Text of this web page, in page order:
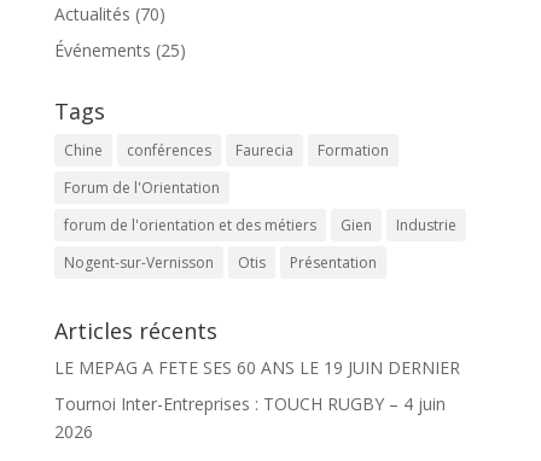
Actualités (70)
Événements (25)
Tags
Chine conférences Faurecia
Formation
Forum de l'Orientation
forum de l'orientation et des métiers
Gien
Industrie
Nogent-sur-Vernisson
Otis Présentation
Articles récents
LE MEPAG A FETE SES 60 ANS LE 19 JUIN DERNIER
Tournoi Inter-Entreprises : TOUCH RUGBY – 4 juin
2026